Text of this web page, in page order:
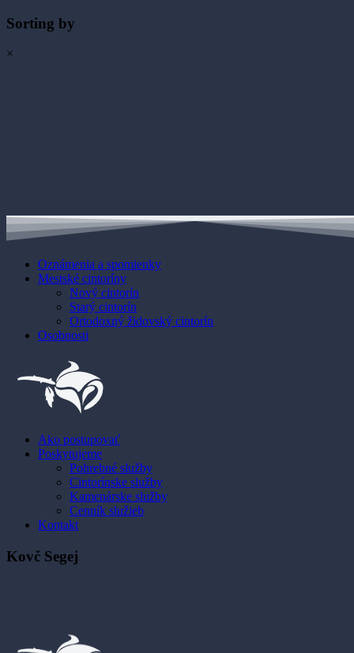
Sorting by
×
Oznámenia a spomienky
Mestské cintoríny
Nový cintorín
Starý cintorín
Ortodoxný židovský cintorín
Osobnosti
Ako postupovať
Poskytujeme
Pohrebné služby
Cintorínske služby
Kamenárske služby
Cenník služieb
Kontakt
Kovč Segej